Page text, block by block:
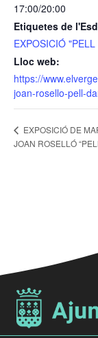
17:00/20:00
Etiquetes de
EXPOSICIÓ
Lloc web:
https://
joan-rosello-pell-
EXPOSICIÓ DE
JOAN ROSELLÓ